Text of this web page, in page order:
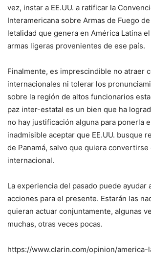
vez, instar a EE.UU. a ratificar la
Interamericana sobre Armas de Fuego
letalidad que genera en América Latina
armas ligeras provenientes de ese país.
Finalmente, es imprescindible no atraer
internacionales ni tolerar los
sobre la región de altos funcionarios
paz inter-estatal es un bien que ha
no hay justificación alguna para ponerla
inadmisible aceptar que EE.UU. busque
de Panamá, salvo que quiera
internacional.
La experiencia del pasado puede ayudar
acciones para el presente. Estarán las
quieran actuar conjuntamente, algunas
muchas, otras veces pocas.
https://www.clarin.com/opinion/